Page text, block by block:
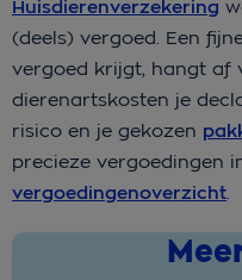
Huisdierenverzekering
(deels) vergoed. Een
vergoed krijgt, hangt af
dierenartskosten je
risico en je gekozen
precieze vergoedingen
vergoedingenoverzicht.